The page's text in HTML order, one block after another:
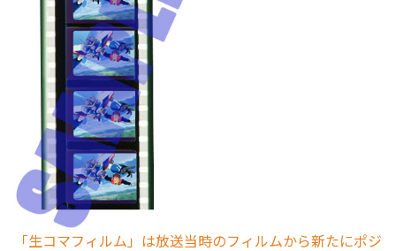
「生コマフィルム」は放送当時のフィルムから新たにポジ